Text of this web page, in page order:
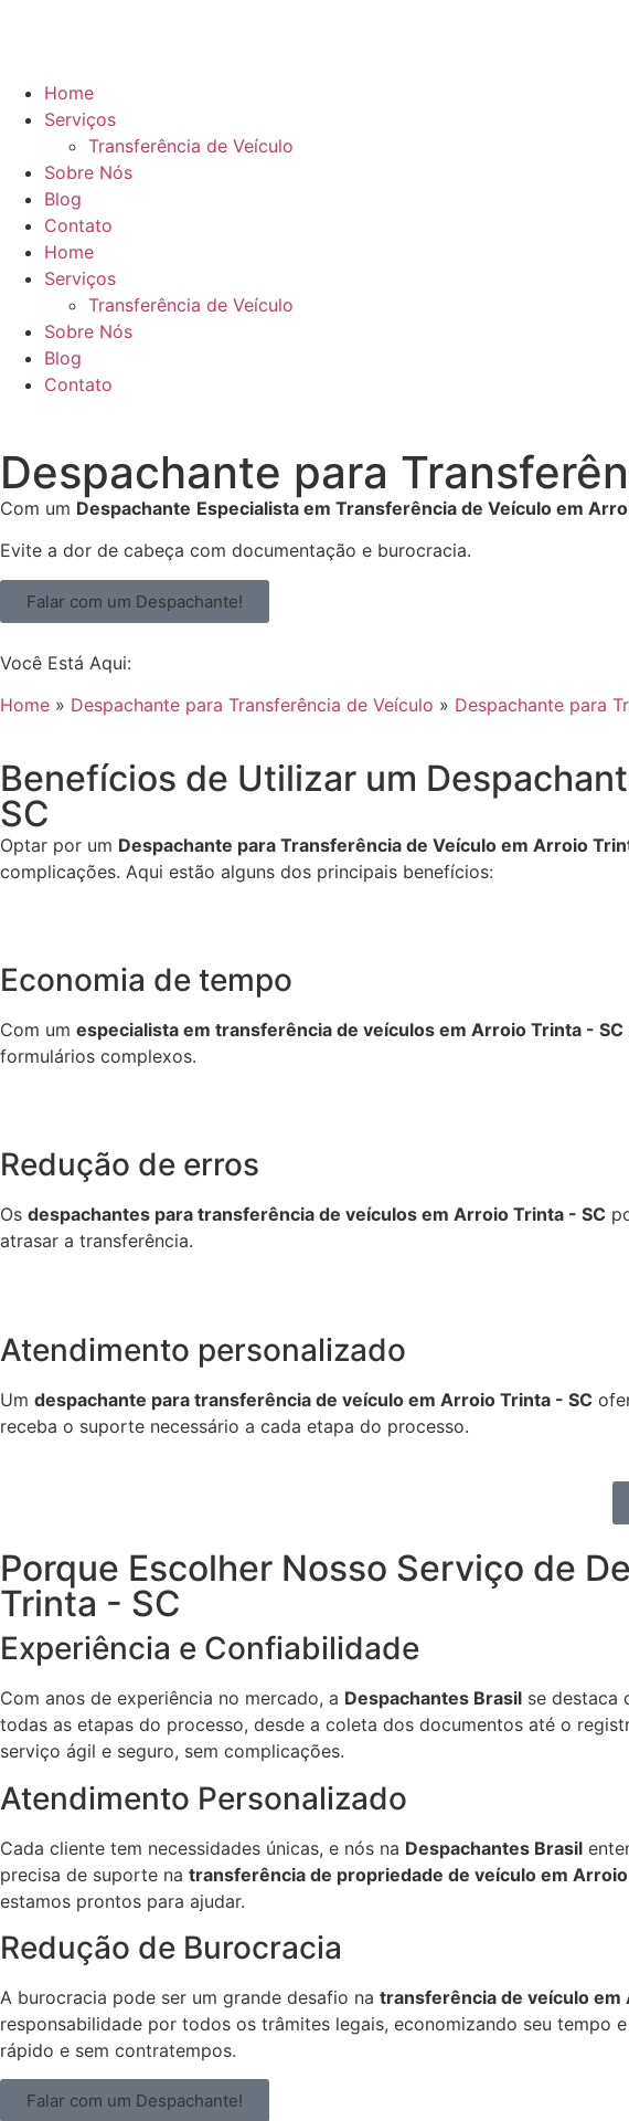
Home
Serviços
Transferência de Veículo
Sobre Nós
Blog
Contato
Home
Serviços
Transferência de Veículo
Sobre Nós
Blog
Contato
Despachante para
Com um Despachante Especialista em Transferência de Veículo em
Evite a dor de cabeça com documentação e burocracia.
Falar com um Despachante!
Você Está Aqui:
Home » Despachante para Transferência de Veículo » Despachante para
Benefícios de Utilizar um
SC
Optar por um Despachante para Transferência de Veículo em Arroio
complicações. Aqui estão alguns dos principais benefícios:
Economia de tempo
Com um especialista em transferência de veículos em Arroio Trinta - SC
formulários complexos.
Redução de erros
Os despachantes para transferência de veículos em Arroio Trinta - SC
atrasar a transferência.
Atendimento personalizado
Um despachante para transferência de veículo em Arroio Trinta - SC
receba o suporte necessário a cada etapa do processo.
Porque Escolher Nosso Serviço de
Trinta - SC
Experiência e Confiabilidade
Com anos de experiência no mercado, a Despachantes Brasil se destaca
todas as etapas do processo, desde a coleta dos documentos até o
serviço ágil e seguro, sem complicações.
Atendimento Personalizado
Cada cliente tem necessidades únicas, e nós na Despachantes Brasil
precisa de suporte na transferência de propriedade de veículo em
estamos prontos para ajudar.
Redução de Burocracia
A burocracia pode ser um grande desafio na transferência de veículo em
responsabilidade por todos os trâmites legais, economizando seu
rápido e sem contratempos.
Falar com um Despachante!